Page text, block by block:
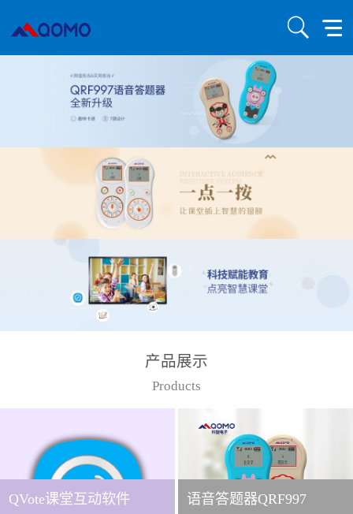
产品展示
Products
QVote课堂互动软件 语音答题器QRF997